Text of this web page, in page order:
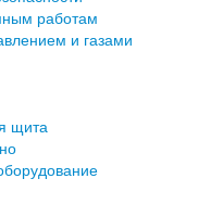
работам
и газами
щита